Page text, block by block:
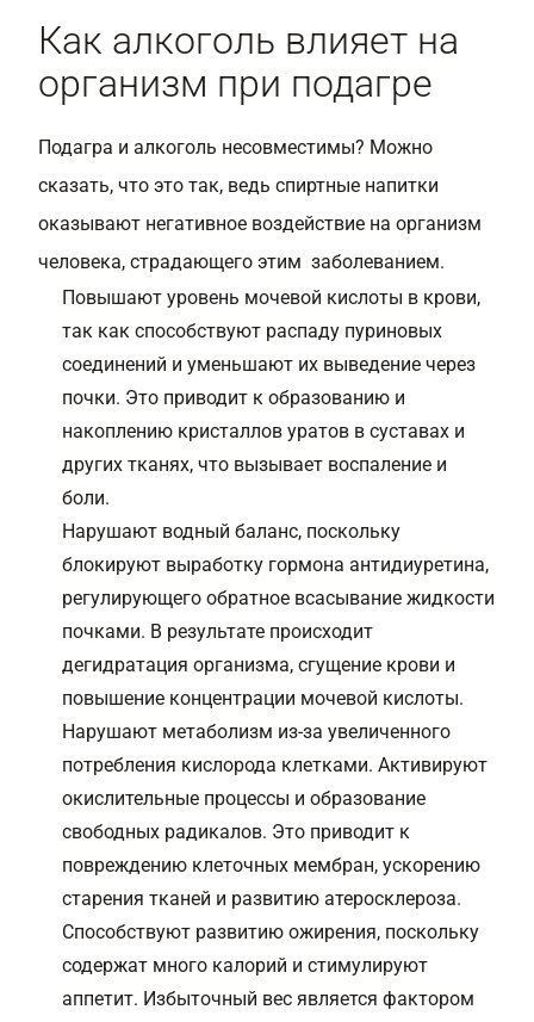
Как алкоголь влияет на
организм при подагре
Подагра и алкоголь несовместимы? Можно
сказать, что это так, ведь спиртные напитки
оказывают негативное воздействие на организм
человека, страдающего этим заболеванием.
Повышают уровень мочевой кислоты в крови,
так как способствуют распаду пуриновых
соединений и уменьшают их выведение через
почки. Это приводит к образованию и
накоплению кристаллов уратов в суставах и
других тканях, что вызывает воспаление и
боли.
Нарушают водный баланс, поскольку
блокируют выработку гормона антидиуретина,
регулирующего обратное всасывание жидкости
почками. В результате происходит
дегидратация организма, сгущение крови и
повышение концентрации мочевой кислоты.
Нарушают метаболизм из-за увеличенного
потребления кислорода клетками. Активируют
окислительные процессы и образование
свободных радикалов. Это приводит к
повреждению клеточных мембран, ускорению
старения тканей и развитию атеросклероза.
Способствуют развитию ожирения, поскольку
содержат много калорий и стимулируют
аппетит. Избыточный вес является фактором